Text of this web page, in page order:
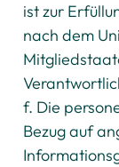
ist zur
nach dem
f. Die
Bezug auf